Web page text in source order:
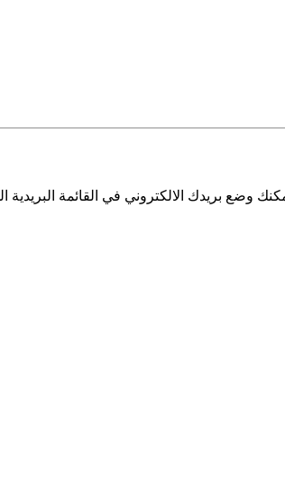
وضع بريدك الالكتروني في القائمة